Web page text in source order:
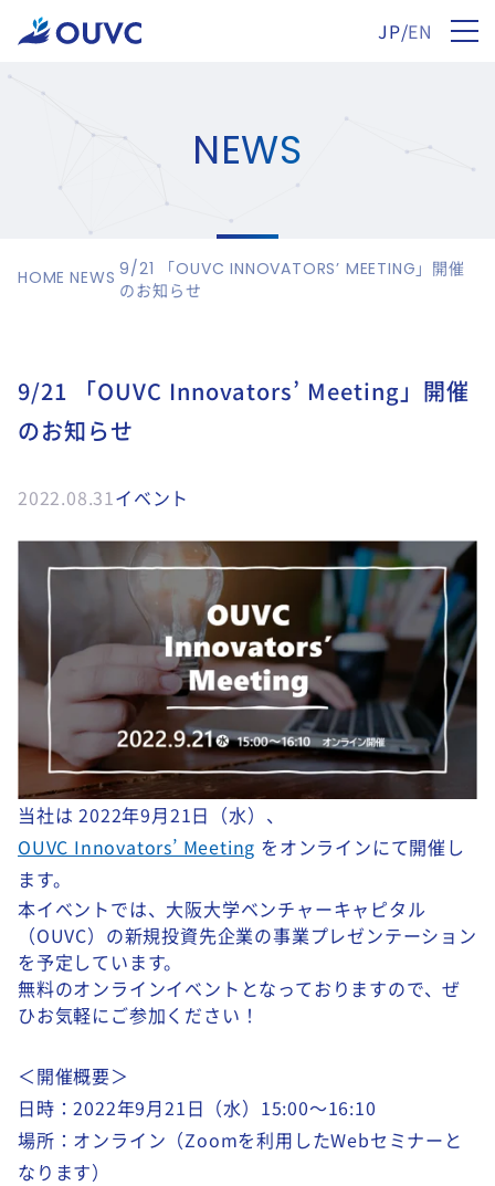
JP/EN
NEWS
HOME NEWS 9/21 「OUVC INNOVATORS’ MEETING」開催
のお知らせ
9/21 「OUVC Innovators’ Meeting」開催
のお知らせ
2022.08.31イベント
当社は 2022年9月21日（水）、
OUVC Innovators’ Meeting をオンラインにて開催し
ます。
本イベントでは、大阪大学ベンチャーキャピタル
（OUVC）の新規投資先企業の事業プレゼンテーション
を予定しています。
無料のオンラインイベントとなっておりますので、ぜ
ひお気軽にご参加ください！
＜開催概要＞
日時：2022年9月21日（水）15:00～16:10
場所：オンライン（Zoomを利用したWebセミナーと
なります）